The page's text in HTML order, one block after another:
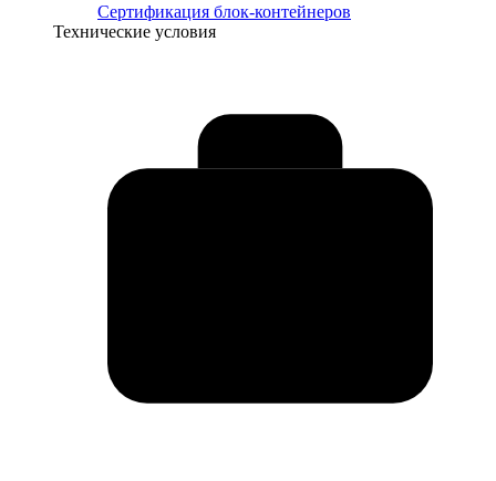
Сертификация блок-контейнеров
Технические условия